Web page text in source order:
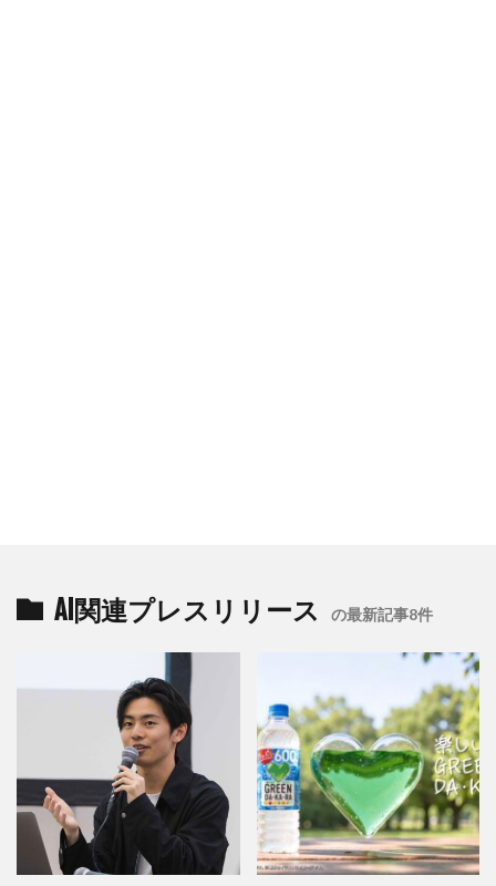
AI関連プレスリリース の最新記事8件